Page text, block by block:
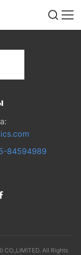
84594989
CO.,LIMITED. All Rights